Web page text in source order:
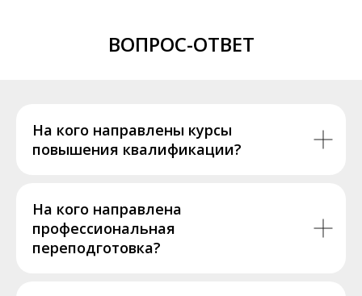
ВОПРОС-ОТВЕТ
На кого направлены курсы
повышения квалификации?
На кого направлена
профессиональная
переподготовка?